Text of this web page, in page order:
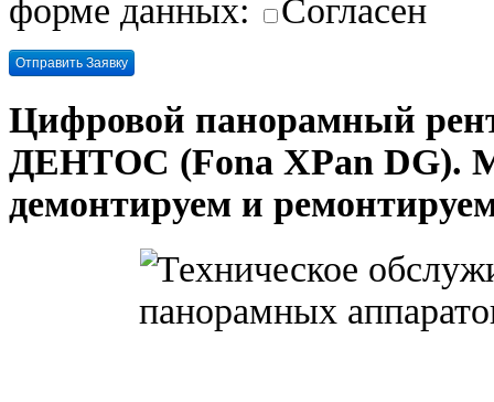
форме данных: Согласен
Цифровой панорамный
ДЕНТОС (Fona XPan DG).
демонтируем и